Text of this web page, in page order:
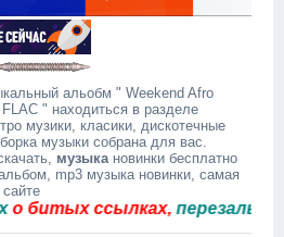
альобм " Weekend Afro
" находиться в разделе
музики, класики, дискотечные
музыки собрана для вас.
музыкановинки бесплатно
mp3 музыка новинки, самая
ссылках,перезальём